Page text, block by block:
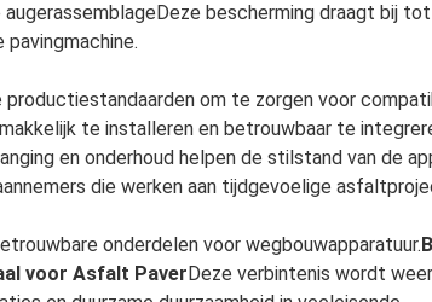
bescherming draagt bij
pavingmachine.
productiestandaarden om te zorgen voor
te installeren en betrouwbaar te
en onderhoud helpen de stilstand van de
die werken aan tijdgevoelige
onderdelen voor wegbouwapparatuur.
voor Asfalt Paver Deze verbintenis wordt